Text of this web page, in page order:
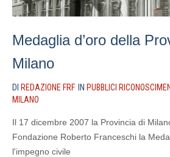
Medaglia d’oro della
Milano
DI REDAZIONE FRF IN PUBBLICI
MILANO
Il 17 dicembre 2007 la Provincia di
Fondazione Roberto Franceschi la
l'impegno civile